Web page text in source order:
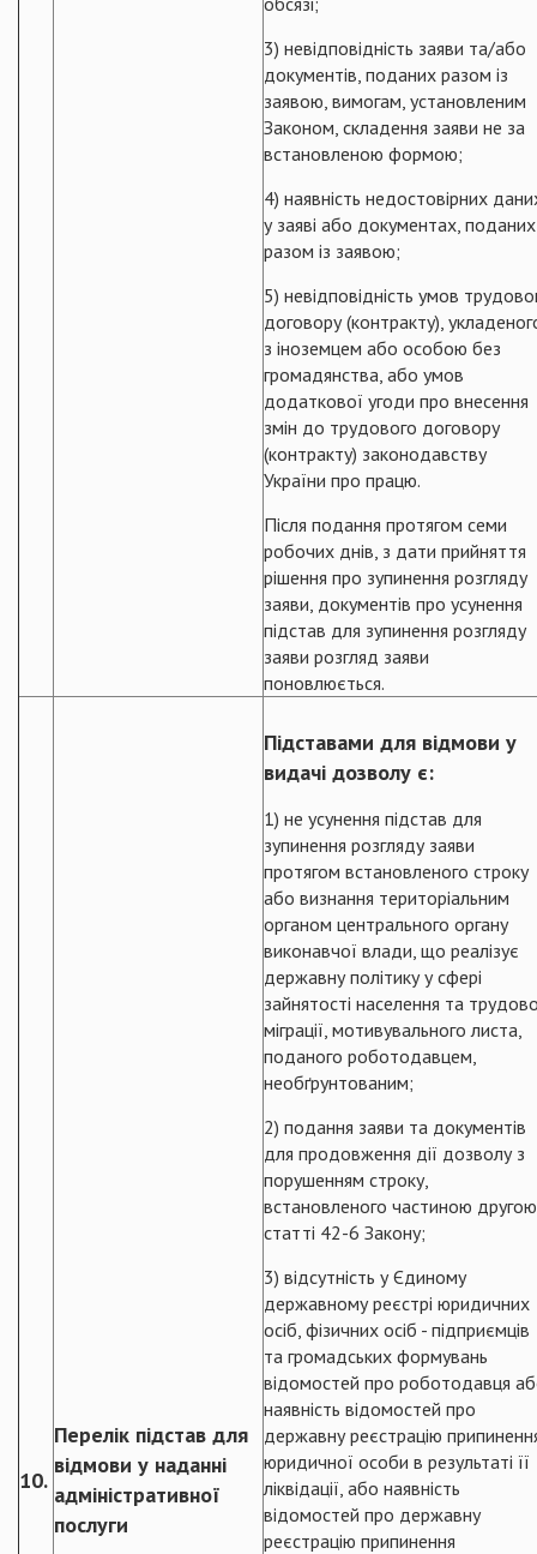
3) невідповідність заяви та/або
документів, поданих разом із
заявою, вимогам, установленим
Законом, складення заяви не за
встановленою формою;
4) наявність недостовірних
у заяві або документах, поданих
разом із заявою;
5) невідповідність умов
договору (контракту),
з іноземцем або особою без
громадянства, або умов
додаткової угоди про внесення
змін до трудового договору
(контракту) законодавству
України про працю.
Після подання протягом семи
робочих днів, з дати прийняття
рішення про зупинення розгляду
заяви, документів про усунення
підстав для зупинення розгляду
заяви розгляд заяви
поновлюється.
10.
Перелік підстав для
відмови у наданні
адміністративної
послуги
Підставами для відмови у
видачі дозволу є:
1) не усунення підстав для
зупинення розгляду заяви
протягом встановленого строку
або визнання територіальним
органом центрального органу
виконавчої влади, що реалізує
державну політику у сфері
зайнятості населення та
міграції, мотивувального листа,
поданого роботодавцем,
необґрунтованим;
2) подання заяви та документів
для продовження дії дозволу з
порушенням строку,
встановленого частиною другою
статті 42-6 Закону;
3) відсутність у Єдиному
державному реєстрі юридичних
осіб, фізичних осіб - підприємців
та громадських формувань
відомостей про роботодавця
наявність відомостей про
державну реєстрацію
юридичної особи в результаті її
ліквідації, або наявність
відомостей про державну
реєстрацію припинення